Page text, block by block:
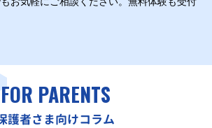
FOR PARENTS
護者さま向けコラム